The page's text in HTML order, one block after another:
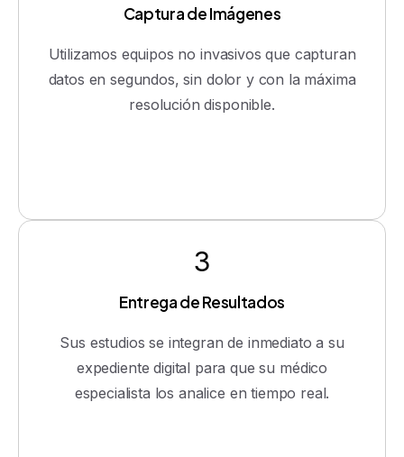
Captura de Imágenes
Utilizamos equipos no invasivos que capturan
datos en segundos, sin dolor y con la máxima
resolución disponible.
3
Entrega de Resultados
Sus estudios se integran de inmediato a su
expediente digital para que su médico
especialista los analice en tiempo real.